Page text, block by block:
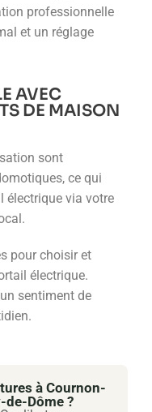
professionnelle
et un réglage
AVEC
DE MAISON
sont
ce qui
électrique via votre
pour choisir et
électrique.
sentiment de
à Cournon-
de-Dôme ?